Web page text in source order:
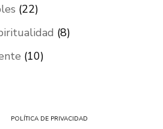
(22)
(8)
(10)
POLÍTICA DE PRIVACIDAD